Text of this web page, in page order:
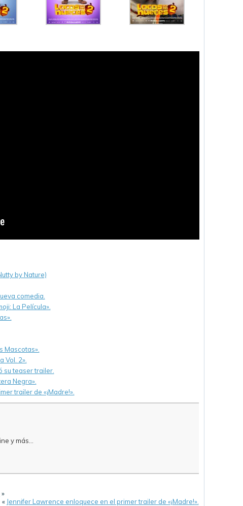
by Nature)
comedia.
La Película».
Mascotas».
Vol. 2».
su teaser trailer.
Negra».
trailer de «¡Madre!».
y más...
»
« Jennifer Lawrence enloquece en el primer trailer de «¡Madre!».